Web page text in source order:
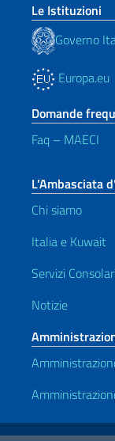
Le Istituzioni
Governo
Europa.eu
Domande
Faq – MAECI
L’Ambasciata
Chi siamo
Italia e Kuwait
Servizi
Notizie